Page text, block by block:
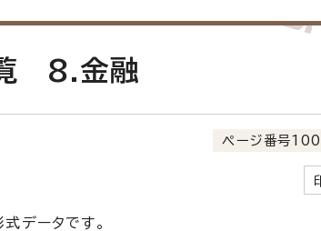
8.金融
ページ番号
ータです。